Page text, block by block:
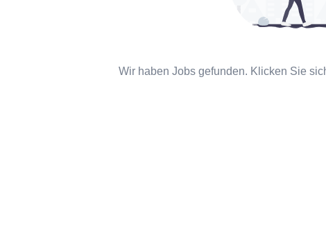
Wir haben Jobs gefunden. Klicken Sie